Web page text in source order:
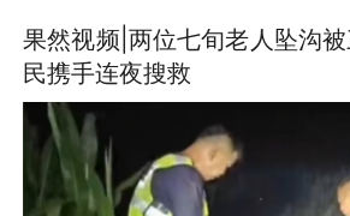
果然视频|两位七旬老人坠沟
民携手连夜搜救